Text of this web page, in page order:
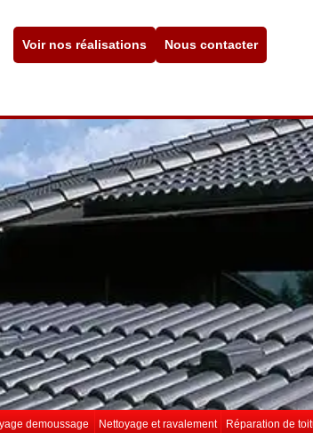
Voir nos réalisations Nous contacter
demoussage
Nettoyage et ravalement
Réparation de